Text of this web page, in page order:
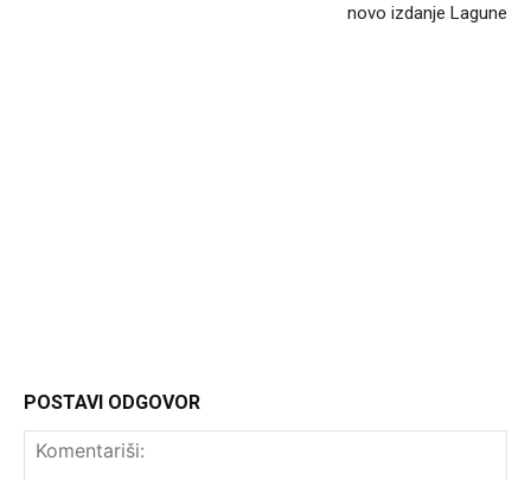
novo izdanje Lagune
POSTAVI ODGOVOR